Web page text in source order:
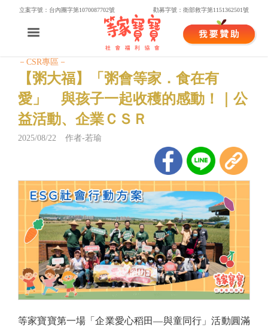
立案字號：台內團字第1070087702號 勸募字號：衛部救字第1151362501號
－CSR專區－
【粥大福】「粥會等家．食在有
愛」 與孩子一起收穫的感動！｜公
益活動、企業ＣＳＲ
2025/08/22 作者-若瑜
等家寶寶第一場「企業愛心稻田—與童同行」活動圓滿